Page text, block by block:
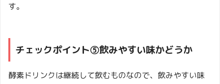
す。
チェックポイント⑤飲みやすい味かどうか
酵素ドリンクは継続して飲むものなので、飲みやすい味